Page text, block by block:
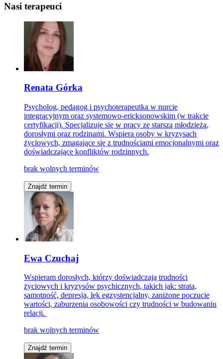
Nasi terapeuci
Renata Górka
Psycholog, pedagog i psychoterapeutka w nurcie
integracyjnym oraz systemowo-ericksonowskim (w trakcie
certyfikacji). Specjalizuje się w pracy ze starszą młodzieżą,
dorosłymi oraz rodzinami. Wspiera osoby w kryzysach
życiowych, zmagające się z trudnościami emocjonalnymi oraz
doświadczające konfliktów rodzinnych.
brak wolnych terminów
Znajdź termin
Ewa Czuchaj
Wspieram dorosłych, którzy doświadczają trudności
życiowych i kryzysów psychicznych, takich jak: strata,
samotność, depresja, lęk egzystencjalny, zaniżone poczucie
wartości, zaburzenia osobowości czy trudności w budowaniu
relacji.
brak wolnych terminów
Znajdź termin